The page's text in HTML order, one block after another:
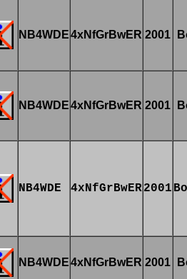
NB4WDE4xNfGrBwER 2001
NB4WDE4xNfGrBwER 2001
NB4WDE 4xNfGrBwER2001
NB4WDE4xNfGrBwER 2001